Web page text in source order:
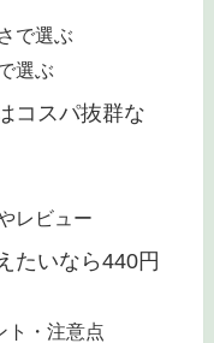
で選ぶ
選ぶ
コスパ抜群な
レビュー
たいなら440円
ト・注意点